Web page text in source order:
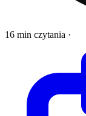
16 min czytania ·